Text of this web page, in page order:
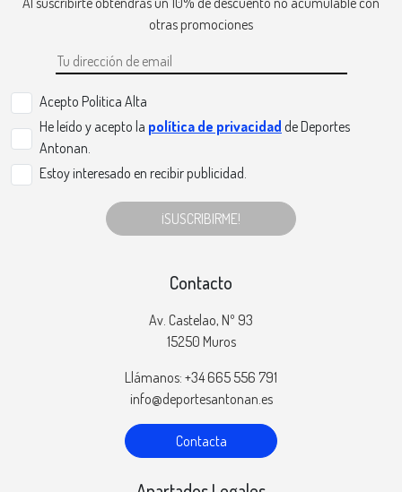
otras promociones
Acepto Politica Alta
He leído y acepto la política de privacidad de Deportes
Antonan.
Estoy interesado en recibir publicidad.
¡SUSCRIBIRME!
Contacto
Av. Castelao, Nº 93
15250 Muros
Llámanos: +34 665 556 791
info@deportesantonan.es
Contacta